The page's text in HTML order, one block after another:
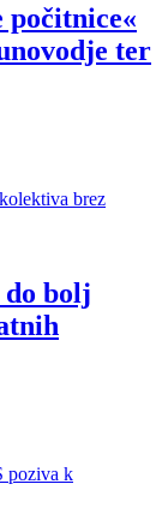
počitnice«
ter
brez
do bolj
poziva k